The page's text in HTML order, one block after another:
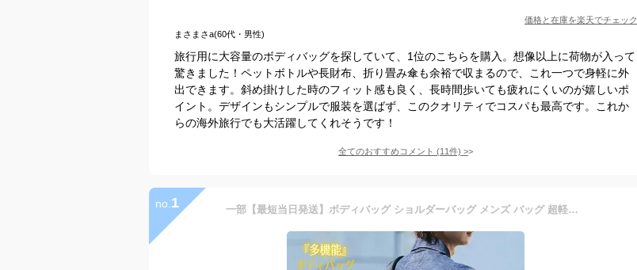
価格と在庫を楽天でチェック
まさまさa(60代・男性)
旅行用に大容量のボディバッグを探していて、1位のこちらを購入。想像以上に荷物が入って
驚きました！ペットボトルや長財布、折り畳み傘も余裕で収まるので、これ一つで身軽に外
出できます。斜め掛けした時のフィット感も良く、長時間歩いても疲れにくいのが嬉しいポ
イント。デザインもシンプルで服装を選ばず、このクオリティでコスパも最高です。これか
らの海外旅行でも大活躍してくれそうです！
全てのおすすめコメント (11件) >
no. 1 一部【最短当日発送】ボディバッグ ショルダーバッグ メンズ バッグ 超軽量 大容量 ボディーバッグ 斜めがけ 肩掛け 防犯 USB充電 携帯充電 撥水 おしゃれ 通勤 通学 アウトドア 海外旅行 スリ対策 バッグ ipad対応